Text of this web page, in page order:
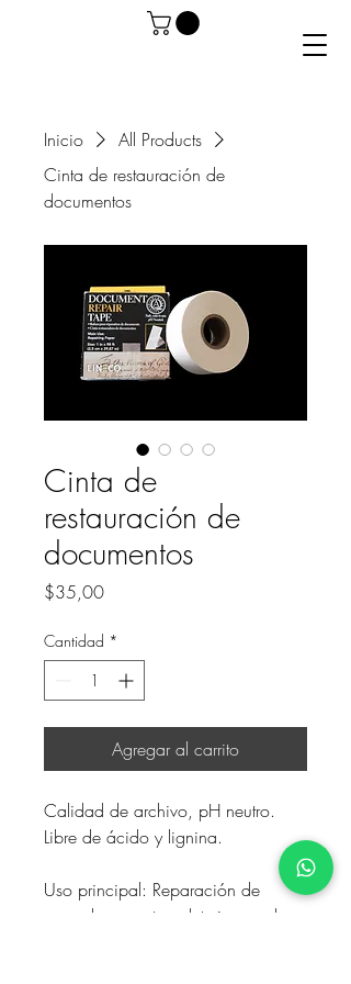
Inicio
All Products
Cinta de restauración de
documentos
Cinta de
restauración de
documentos
$35,00Precio
Cantidad *
Agregar al carrito
Calidad de archivo, pH neutro.
Libre de ácido y lignina.
Uso principal: Reparación de
rasgaduras y otros deterioros sobre